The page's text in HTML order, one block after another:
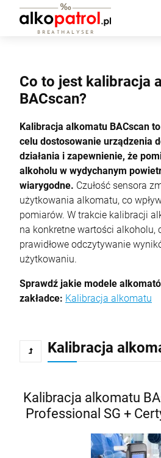
Co to jest kalibracja
BACscan?
Kalibracja alkomatu BACscan
celu dostosowanie urządzenia
działania i zapewnienie, że
alkoholu w wydychanym
wiarygodne. Czułość sensora
użytkowania alkomatu, co
pomiarów. W trakcie kalibracji
na konkretne wartości alkoholu,
prawidłowe odczytywanie
użytkowaniu.
Sprawdź jakie modele
zakładce: Kalibracja alkomatu
Kalibracja
Kalibracja alkomatu
Professional SG +